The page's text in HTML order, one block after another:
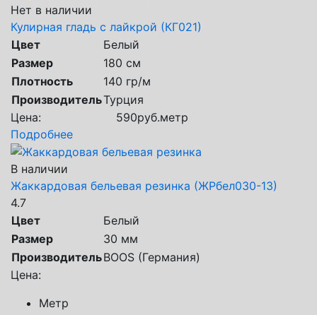
Нет в наличии
Кулирная гладь с лайкрой (КГ021)
Цвет
Белый
Размер
180 см
Плотность
140 гр/м
ПроизводительТурция
Цена:
590руб.метр
Подробнее
В наличии
Жаккардовая бельевая резинка (ЖРбел030-13)
4.7
Цвет
Белый
Размер
30 мм
ПроизводительBOOS (Германия)
Цена:
Метр